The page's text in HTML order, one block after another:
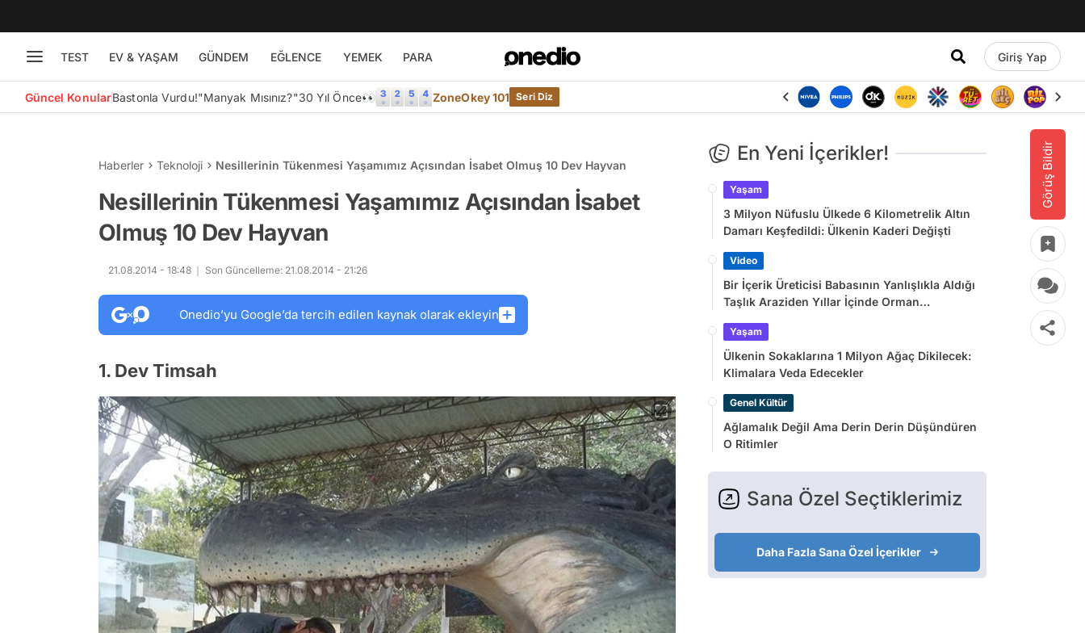
TEST EV & YAŞAM GÜNDEM EĞLENCE YEMEK PARA Giriş Yap
Güncel KonularBastonla Vurdu!"Manyak Mısınız?"30 Yıl Önce👀 ZoneOkey 101 Seri Diz
Görüş Bildir
Haberler Teknoloji Nesillerinin Tükenmesi Yaşamımız Açısından İsabet Olmuş 10 Dev Hayvan
Nesillerinin Tükenmesi Yaşamımız Açısından İsabet
Olmuş 10 Dev Hayvan
21.08.2014 - 18:48 Son Güncelleme: 21.08.2014 - 21:26
Onedio’yu Google’da tercih edilen kaynak olarak ekleyin
1. Dev Timsah
En Yeni İçerikler!
Yaşam
3 Milyon Nüfuslu Ülkede 6 Kilometrelik Altın
Damarı Keşfedildi: Ülkenin Kaderi Değişti
Video
Bir İçerik Üreticisi Babasının Yanlışlıkla Aldığı
Taşlık Araziden Yıllar İçinde Orman
Yaşam
Ülkenin Sokaklarına 1 Milyon Ağaç Dikilecek:
Klimalara Veda Edecekler
Genel Kültür
Ağlamalık Değil Ama Derin Derin Düşündüren
O Ritimler
Sana Özel Seçtiklerimiz
Daha Fazla Sana Özel İçerikler